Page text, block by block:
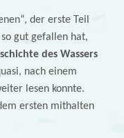
der erste Teil
gut gefallen hat,
des Wassers
nach einem
lesen konnte.
ersten mithalten